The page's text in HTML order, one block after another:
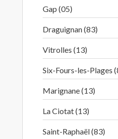
Gap (05)
Draguignan (83)
Vitrolles (13)
Six-Fours-les-Plages
Marignane (13)
La Ciotat (13)
Saint-Raphaël (83)